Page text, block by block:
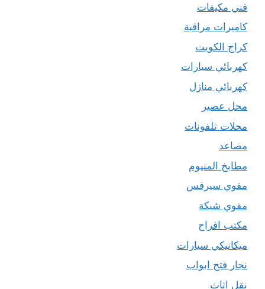
فني مكيفات
كاميرات مراقبة
كراج الكويت
كهربائي سيارات
كهربائي منازل
محل عصير
محلات تلفونات
مصاعد
مطابخ المنيوم
مقوي سيرفس
مقوي شبكة
مكتب افراح
ميكانيكي سيارات
نجار فتح ابواب
نقل اثاث